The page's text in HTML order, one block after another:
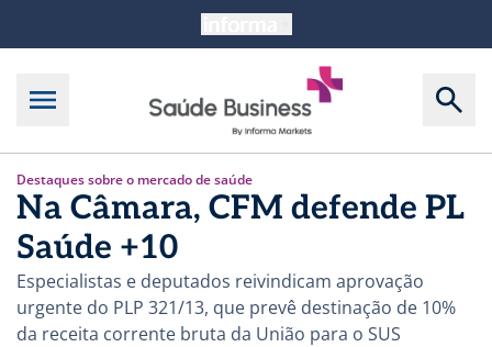
Destaques sobre o mercado de saúde
Na Câmara, CFM defende PL
Saúde +10
Especialistas e deputados reivindicam aprovação
urgente do PLP 321/13, que prevê destinação de 10%
da receita corrente bruta da União para o SUS